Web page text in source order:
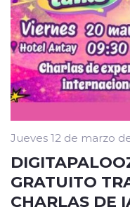
Jueves 12 de marzo
GRATUITO
CHARLAS DE